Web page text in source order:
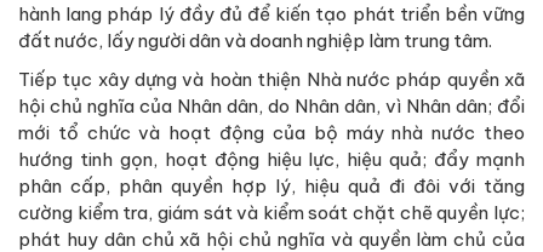
hành lang pháp lý đầy đủ để kiến tạo phát triển bền vững
đất nước, lấy người dân và doanh nghiệp làm trung tâm.
Tiếp tục xây dựng và hoàn thiện Nhà nước pháp quyền xã
hội chủ nghĩa của Nhân dân, do Nhân dân, vì Nhân dân; đổi
mới tổ chức và hoạt động của bộ máy nhà nước theo
hướng tinh gọn, hoạt động hiệu lực, hiệu quả; đẩy mạnh
phân cấp, phân quyền hợp lý, hiệu quả đi đôi với tăng
cường kiểm tra, giám sát và kiểm soát chặt chẽ quyền lực;
phát huy dân chủ xã hội chủ nghĩa và quyền làm chủ của